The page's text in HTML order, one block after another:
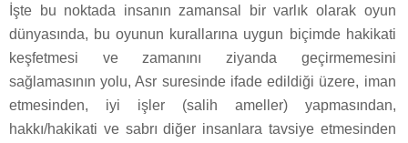
İşte bu noktada insanın zamansal bir varlık olarak oyun
dünyasında, bu oyunun kurallarına uygun biçimde hakikati
keşfetmesi ve zamanını ziyanda geçirmemesini
sağlamasının yolu, Asr suresinde ifade edildiği üzere, iman
etmesinden, iyi işler (salih ameller) yapmasından,
hakkı/hakikati ve sabrı diğer insanlara tavsiye etmesinden